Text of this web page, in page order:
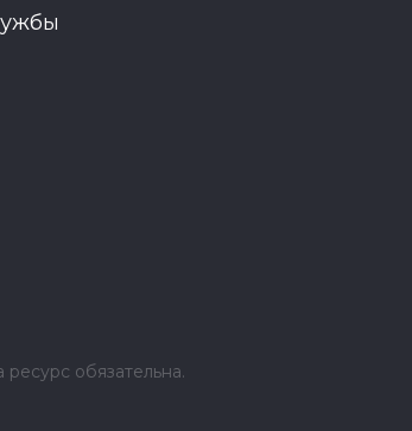
обязательна.